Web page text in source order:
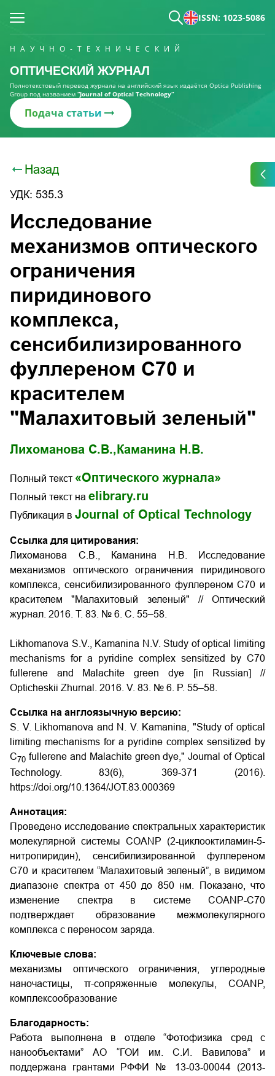
ISSN: 1023-5086
НАУЧНО-ТЕХНИЧЕСКИЙ
ОПТИЧЕСКИЙ ЖУРНАЛ
Полнотекстовый перевод журнала на английский язык издаётся Optica Publishing
Group под названием “Journal of Optical Technology“
Подача статьи
Назад
УДК: 535.3
Исследование
механизмов оптического
ограничения
пиридинового
комплекса,
сенсибилизированного
фуллереном С70 и
красителем
"Малахитовый зеленый"
Лихоманова С.В., Каманина Н.В.
Полный текст «Оптического журнала»
Полный текст на elibrary.ru
Публикация в Journal of Optical Technology
Ссылка для цитирования:
Лихоманова С.В., Каманина Н.В. Исследование
механизмов оптического ограничения пиридинового
комплекса, сенсибилизированного фуллереном С70 и
красителем "Малахитовый зеленый" // Оптический
журнал. 2016. Т. 83. № 6. С. 55–58.
Likhomanova S.V., Kamanina N.V.Study of optical limiting
mechanisms for a pyridine complex sensitized by C70
fullerene and Malachite green dye
[in Russian] //
Opticheskii Zhurnal. 2016. V. 83. № 6. P. 55–58.
Ссылка на англоязычную версию:
S. V. Likhomanova and N. V. Kamanina, "Study of optical
limiting mechanisms for a pyridine complex sensitized by
C70 fullerene and Malachite green dye," Journal of Optical
Technology. 83(6), 369-371 (2016).
https://doi.org/10.1364/JOT.83.000369
Аннотация:
Проведено исследование спектральных характеристик
молекулярной системы COANP (2-циклооктиламин-5-
нитропиридин), сенсибилизированной фуллереном
С70 и красителем “Малахитовый зеленый”, в видимом
диапазоне спектра от 450 до 850 нм. Показано, что
изменение спектра в системе COANP-C70
подтверждает образование межмолекулярного
комплекса с переносом заряда.
Ключевые слова:
механизмы оптического ограничения, углеродные
наночастицы, π-сопряженные молекулы, COANP,
комплексообразование
Благодарность:
Работа выполнена в отделе “Фотофизика сред с
нанообъектами” АО “ГОИ им. С.И. Вавилова” и
поддержана грантами РФФИ № 13-03-00044 (2013-